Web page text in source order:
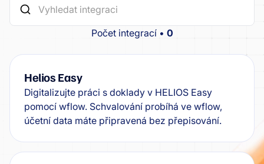
Počet integrací • 0
Helios Easy
Digitalizujte práci s doklady v HELIOS Easy
pomocí wflow. Schvalování probíhá ve wflow,
účetní data máte připravená bez přepisování.